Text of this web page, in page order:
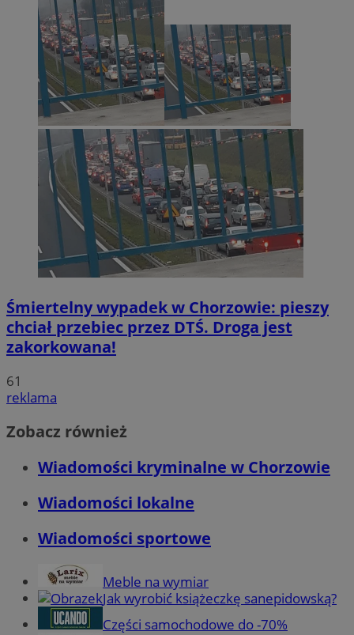
Śmiertelny wypadek w Chorzowie: pieszy
chciał przebiec przez DTŚ. Droga jest
zakorkowana!
61
reklama
Zobacz również
Wiadomości kryminalne w Chorzowie
Wiadomości lokalne
Wiadomości sportowe
Meble na wymiar
Jak wyrobić książeczkę sanepidowską?
Części samochodowe do -70%